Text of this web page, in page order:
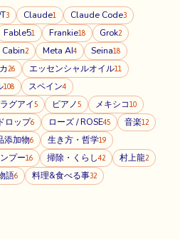
3 Claude1 Claude Code3
Fable51 Frankie18 Grok2
2 Meta AI4 Seina18
26 エッセンシャルオイル11
108 スペイン4
グアイ 5 ピアノ 5 メキシコ10
ロップ6 ローズ / ROSE45 音楽12
添加物6 生き方・哲学19
プー16 掃除・くらし42 村上龍2
語6 料理&食べる事32